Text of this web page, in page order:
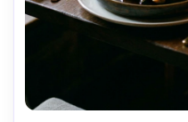
Crea